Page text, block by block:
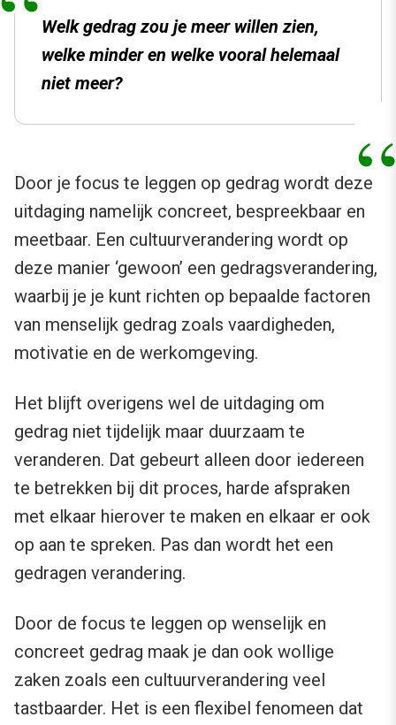
Welk gedrag zou je meer willen zien,
welke minder en welke vooral helemaal
niet meer?
Door je focus te leggen op gedrag wordt deze
uitdaging namelijk concreet, bespreekbaar en
meetbaar. Een cultuurverandering wordt op
deze manier ‘gewoon’ een gedragsverandering,
waarbij je je kunt richten op bepaalde factoren
van menselijk gedrag zoals vaardigheden,
motivatie en de werkomgeving.
Het blijft overigens wel de uitdaging om
gedrag niet tijdelijk maar duurzaam te
veranderen. Dat gebeurt alleen door iedereen
te betrekken bij dit proces, harde afspraken
met elkaar hierover te maken en elkaar er ook
op aan te spreken. Pas dan wordt het een
gedragen verandering.
Door de focus te leggen op wenselijk en
concreet gedrag maak je dan ook wollige
zaken zoals een cultuurverandering veel
tastbaarder. Het is een flexibel fenomeen dat